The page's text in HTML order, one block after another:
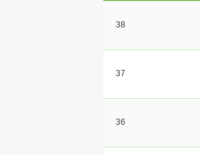
38
37
36